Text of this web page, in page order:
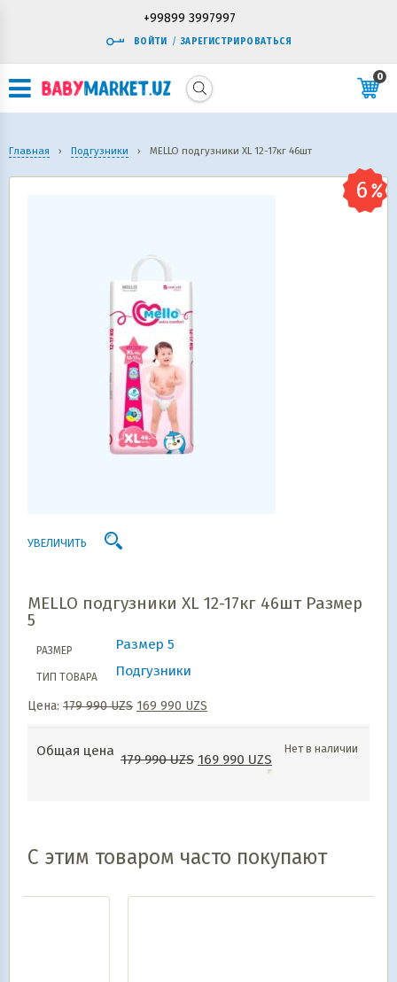
+99899 3997997
ВОЙТИ / ЗАРЕГИСТРИРОВАТЬСЯ
0
Главная › Подгузники › MELLO подгузники ХL 12-17кг 46шт
УВЕЛИЧИТЬ
MELLO подгузники ХL 12-17кг 46шт Размер
5
РАЗМЕР Размер 5
ТИП ТОВАРА Подгузники
Цена: 179 990UZS 169 990 UZS
Общая цена
179 990UZS 169 990 UZS
Нет в наличии
С этим товаром часто покупают